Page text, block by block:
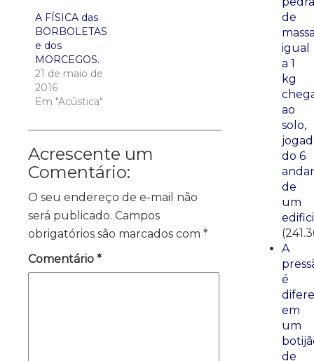
A FÍSICA das
BORBOLETAS
e dos
MORCEGOS.
21 de maio de
2016
Em "Acústica"
Acrescente um
Comentário:
O seu endereço de e-mail não
será publicado. Campos
obrigatórios são marcados com *
Comentário *
de
igual
a 1
kg
ao
solo,
do 6
andar
de
um
A
é
em
um
de